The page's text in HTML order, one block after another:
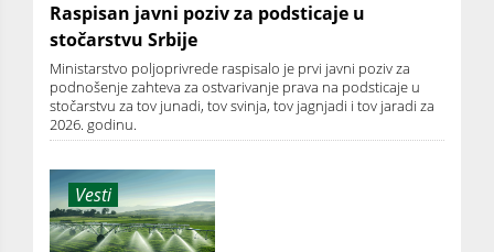
Raspisan javni poziv za podsticaje u
stočarstvu Srbije
Ministarstvo poljoprivrede raspisalo je prvi javni poziv za
podnošenje zahteva za ostvarivanje prava na podsticaje u
stočarstvu za tov junadi, tov svinja, tov jagnjadi i tov jaradi za
2026. godinu.
Vesti